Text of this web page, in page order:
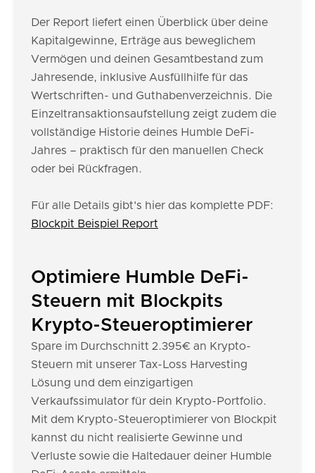
Der Report liefert einen Überblick über deine
Kapitalgewinne, Erträge aus beweglichem
Vermögen und deinen Gesamtbestand zum
Jahresende, inklusive Ausfüllhilfe für das
Wertschriften- und Guthabenverzeichnis. Die
Einzeltransaktionsaufstellung zeigt zudem die
vollständige Historie deines Humble DeFi-
Jahres – praktisch für den manuellen Check
oder bei Rückfragen.
Für alle Details gibt's hier das komplette PDF:
Blockpit Beispiel Report
Optimiere Humble DeFi-
Steuern mit Blockpits
Krypto-Steueroptimierer
Spare im Durchschnitt 2.395€ an Krypto-
Steuern mit unserer Tax-Loss Harvesting
Lösung und dem einzigartigen
Verkaufssimulator für dein Krypto-Portfolio.
Mit dem Krypto-Steueroptimierer von Blockpit
kannst du nicht realisierte Gewinne und
Verluste sowie die Haltedauer deiner Humble